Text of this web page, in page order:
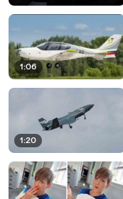
1:06
1:20